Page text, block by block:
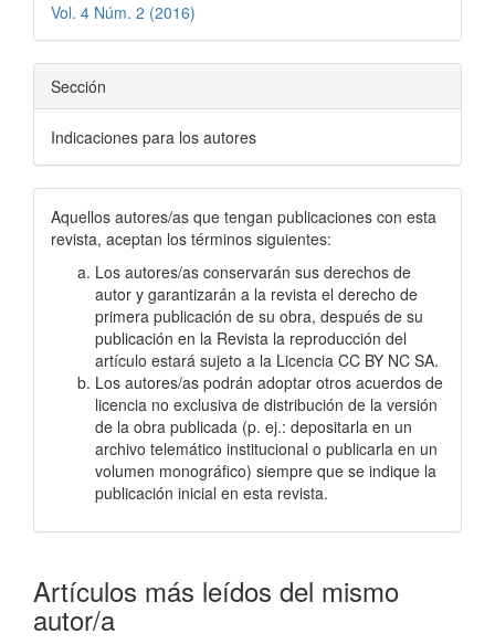
Vol. 4 Núm. 2 (2016)
Sección
Indicaciones para los autores
Aquellos autores/as que tengan publicaciones con esta
revista, aceptan los términos siguientes:
Los autores/as conservarán sus derechos de
autor y garantizarán a la revista el derecho de
primera publicación de su obra, después de su
publicación en la Revista la reproducción del
artículo estará sujeto a la Licencia CC BY NC SA.
Los autores/as podrán adoptar otros acuerdos de
licencia no exclusiva de distribución de la versión
de la obra publicada (p. ej.: depositarla en un
archivo telemático institucional o publicarla en un
volumen monográfico) siempre que se indique la
publicación inicial en esta revista.
Artículos más leídos del mismo
autor/a